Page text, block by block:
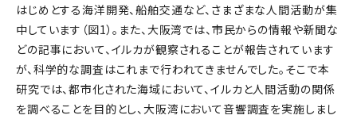
はじめとする海洋開発、船舶交通など、さまざまな人間活動が集
中しています（図1）。また、大阪湾では、市民からの情報や新聞な
どの記事において、イルカが観察されることが報告されています
が、科学的な調査はこれまで行われてきませんでした。そこで本
研究では、都市化された海域において、イルカと人間活動の関係
を調べることを目的とし、大阪湾において音響調査を実施しまし